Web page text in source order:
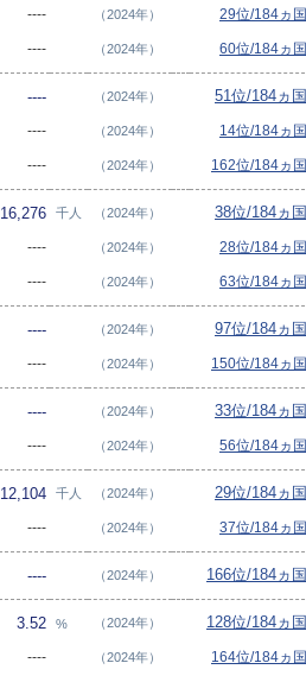
---- （2024年） 29位/184ヵ国
---- （2024年） 60位/184ヵ国
---- （2024年） 51位/184ヵ国
---- （2024年） 14位/184ヵ国
---- （2024年） 162位/184ヵ国
16,276 千人 （2024年） 38位/184ヵ国
---- （2024年） 28位/184ヵ国
---- （2024年） 63位/184ヵ国
---- （2024年） 97位/184ヵ国
---- （2024年） 150位/184ヵ国
---- （2024年） 33位/184ヵ国
---- （2024年） 56位/184ヵ国
12,104 千人 （2024年） 29位/184ヵ国
---- （2024年） 37位/184ヵ国
---- （2024年） 166位/184ヵ国
3.52 % （2024年） 128位/184ヵ国
---- （2024年） 164位/184ヵ国